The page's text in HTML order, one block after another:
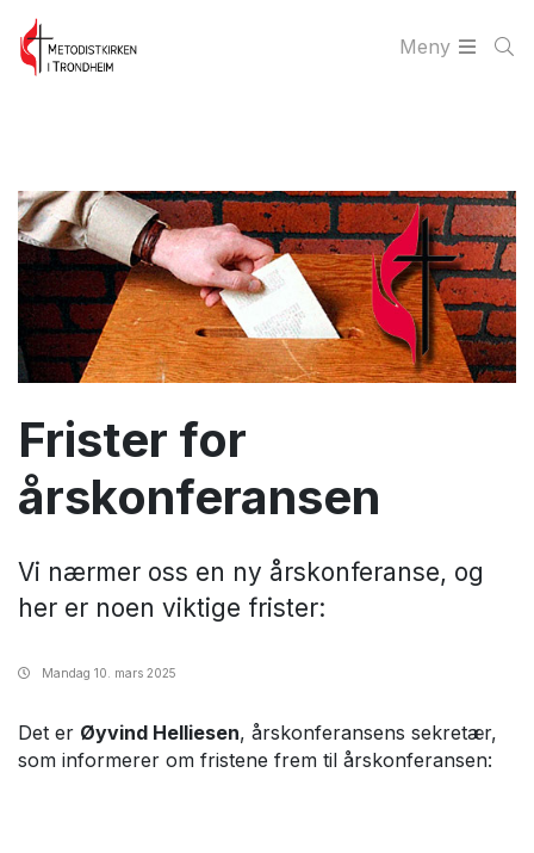
Meny
Frister for
årskonferansen
Vi nærmer oss en ny årskonferanse, og
her er noen viktige frister:
Mandag 10. mars 2025
Det er Øyvind Helliesen, årskonferansens sekretær,
som informerer om fristene frem til årskonferansen: